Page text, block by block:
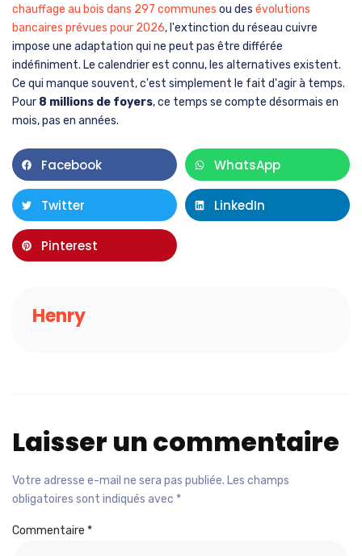
chauffage au bois dans 297 communes ou des évolutions
bancaires prévues pour 2026, l'extinction du réseau cuivre
impose une adaptation qui ne peut pas être différée
indéfiniment. Le calendrier est connu, les alternatives existent.
Ce qui manque souvent, c'est simplement le fait d'agir à temps.
Pour 8 millions de foyers, ce temps se compte désormais en
mois, pas en années.
Facebook WhatsApp
Twitter LinkedIn
Pinterest
Henry
Laisser un commentaire
Votre adresse e-mail ne sera pas publiée. Les champs
obligatoires sont indiqués avec *
Commentaire *